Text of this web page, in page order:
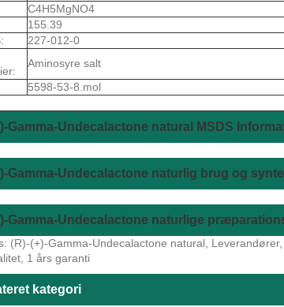
C4H5MgNO4
155.39
227-012-0
Aminosyre salt
5598-53-8.mol
Gamma-Undecalactone natural MSDS
Gamma-Undecalactone naturlig brug og
Gamma-Undecalactone naturlige
(R)-(+)-Gamma-Undecalactone natural,
1 års garanti
kategori